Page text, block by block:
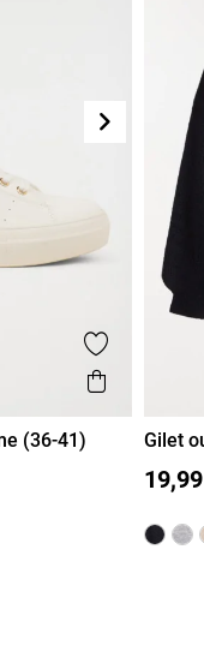
Suivant
Ajouter
Aperçu
(36-41)
XL
Gilet